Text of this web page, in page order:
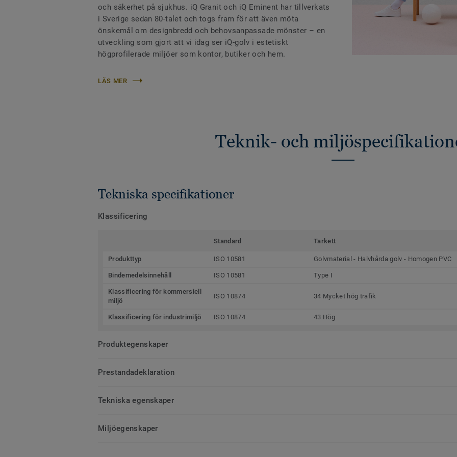
och säkerhet på sjukhus. iQ Granit och iQ Eminent har tillverkats
i Sverige sedan 80-talet och togs fram för att även möta
önskemål om designbredd och behovsanpassade mönster – en
utveckling som gjort att vi idag ser iQ-golv i estetiskt
högprofilerade miljöer som kontor, butiker och hem.
LÄS MER
Teknik- och
Tekniska specifikationer
Klassificering
Standard Tarkett
Produkttyp ISO 10581 Golvmaterial - Halvhårda golv - Homogen PVC
Bindemedelsinnehåll ISO 10581 Type I
Klassificering för kommersiell
miljö
ISO 10874 34 Mycket hög trafik
Klassificering för industrimiljö ISO 10874 43 Hög
Produktegenskaper
Prestandadeklaration
Tekniska egenskaper
Miljöegenskaper